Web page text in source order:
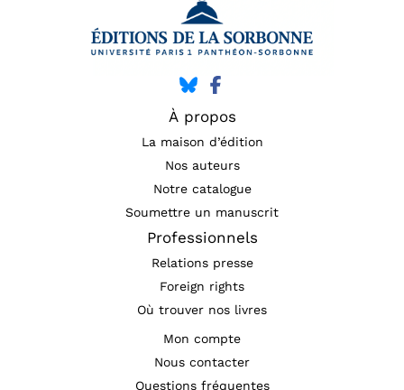
À propos
La maison d’édition
Nos auteurs
Notre catalogue
Soumettre un manuscrit
Professionnels
Relations presse
Foreign rights
Où trouver nos livres
Mon compte
Nous contacter
Questions fréquentes